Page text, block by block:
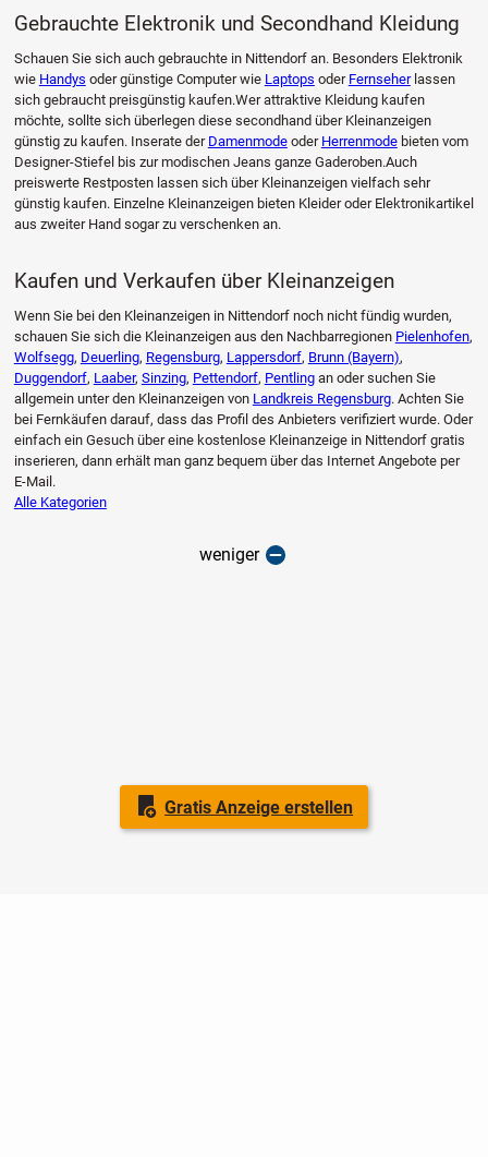
Gratis Anzeige erstellen
Gebrauchte Elektronik und Secondhand Kleidung
Schauen Sie sich auch gebrauchte in Nittendorf an. Besonders Elektronik
wie Handys oder günstige Computer wie Laptops oder Fernseherlassen
sich gebraucht preisgünstig kaufen.Wer attraktive Kleidung kaufen
möchte, sollte sich überlegen diese secondhand über Kleinanzeigen
günstig zu kaufen. Inserate der Damenmodeoder Herrenmodebieten vom
Designer-Stiefel bis zur modischen Jeans ganze Gaderoben.Auch
preiswerte Restposten lassen sich über Kleinanzeigen vielfach sehr
günstig kaufen. Einzelne Kleinanzeigen bieten Kleider oder Elektronikartikel
aus zweiter Hand sogar zu verschenken an.
Kaufen und Verkaufen über Kleinanzeigen
Wenn Sie bei den Kleinanzeigen in Nittendorf noch nicht fündig wurden,
schauen Sie sich die Kleinanzeigen aus den Nachbarregionen Pielenhofen,
Wolfsegg, Deuerling, Regensburg, Lappersdorf, Brunn (Bayern),
Duggendorf, Laaber, Sinzing, Pettendorf, Pentlingan oder suchen Sie
allgemein unter den Kleinanzeigen von Landkreis Regensburg. Achten Sie
bei Fernkäufen darauf, dass das Profil des Anbieters verifiziert wurde. Oder
einfach ein Gesuch über eine kostenlose Kleinanzeige in Nittendorf gratis
inserieren, dann erhält man ganz bequem über das Internet Angebote per
E-Mail.
Alle Kategorien
weniger